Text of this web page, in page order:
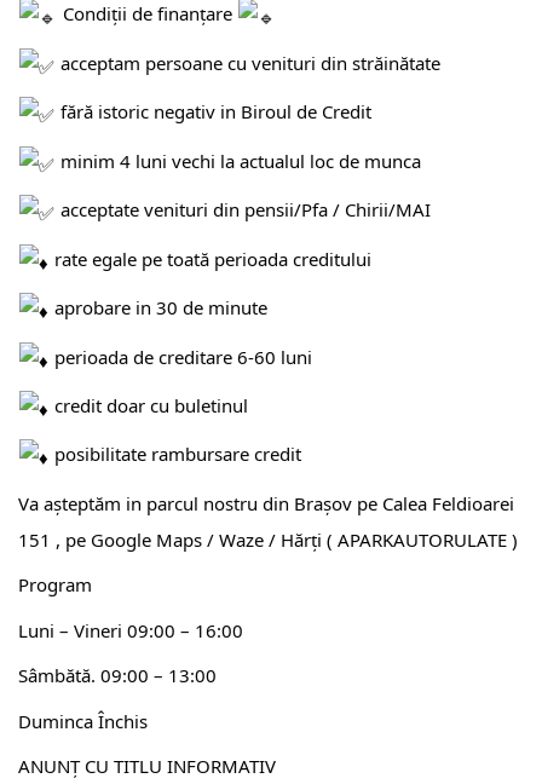
Condiții de finanțare
acceptam persoane cu venituri din străinătate
fără istoric negativ in Biroul de Credit
minim 4 luni vechi la actualul loc de munca
acceptate venituri din pensii/Pfa / Chirii/MAI
rate egale pe toată perioada creditului
aprobare in 30 de minute
perioada de creditare 6-60 luni
credit doar cu buletinul
posibilitate rambursare credit
Va așteptăm in parcul nostru din Brașov pe Calea Feldioarei
151 , pe Google Maps / Waze / Hărți ( APARKAUTORULATE )
Program
Luni – Vineri 09:00 – 16:00
Sâmbătă. 09:00 – 13:00
Duminca Închis
ANUNȚ CU TITLU INFORMATIV